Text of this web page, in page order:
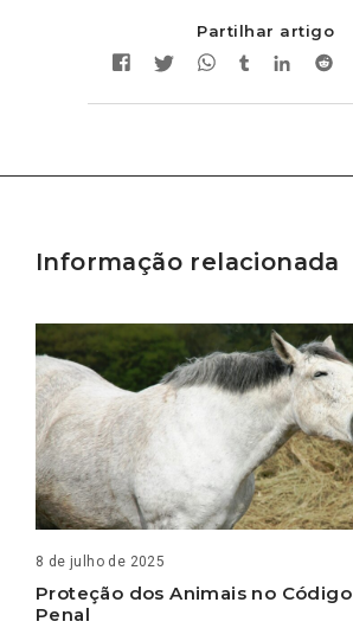
Partilhar artigo
Informação relacionada
8 de julho de 2025
Proteção dos Animais no Código
Penal